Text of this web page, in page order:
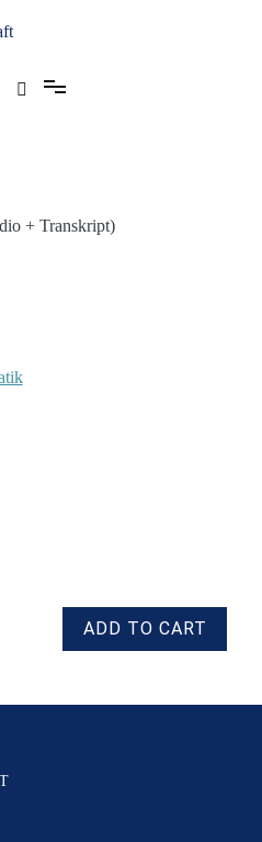
+ Transkript)